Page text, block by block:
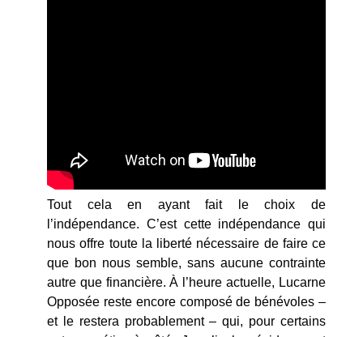
Tout cela en ayant fait le choix de
l’indépendance. C’est cette indépendance qui
nous offre toute la liberté nécessaire de faire ce
que bon nous semble, sans aucune contrainte
autre que financière. À l’heure actuelle, Lucarne
Opposée reste encore composé de bénévoles –
et le restera probablement – qui, pour certains